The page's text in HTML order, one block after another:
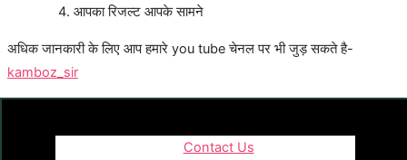
आपका रिजल्ट आपके सामने
अधिक जानकारी के लिए आप हमारे you tube चेनल पर भी जुड़ सकते है-
kamboz_sir
Contact Us